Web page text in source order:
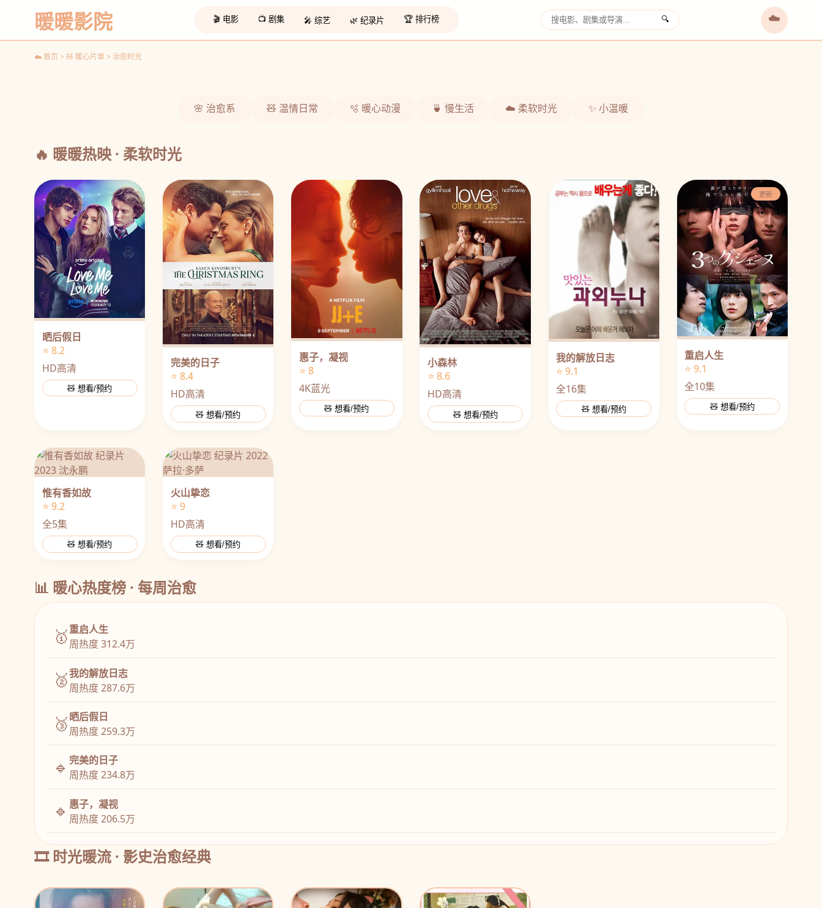
暖暖影院 🎬 电影 📺 剧集 🎤 综艺 🌿 纪录片 🏆 排行榜 🔍 ☁️
☁️ 首页 > 🧸 暖心片单 > 治愈时光
轮回友情 温暖神剧
☁️ 观看
🌸 治愈系 🧸 温情日常 🫧 暖心动漫 🍵 慢生活 ☁️ 柔软时光 ✨ 小温暖
🔥 暖暖热映 · 柔软时光
晒后假日
⭐ 8.2
HD高清
🧸 想看/预约
完美的日子
⭐ 8.4
HD高清
🧸 想看/预约
惠子，凝视
⭐ 8
4K蓝光
🧸 想看/预约
小森林
⭐ 8.6
HD高清
🧸 想看/预约
我的解放日志
⭐ 9.1
全16集
🧸 想看/预约
更新
重启人生
⭐ 9.1
全10集
🧸 想看/预约
惟有香如故
⭐ 9.2
全5集
🧸 想看/预约
火山挚恋
⭐ 9
HD高清
🧸 想看/预约
📊 暖心热度榜 · 每周治愈
🥇重启人生
周热度 312.4万
🥈我的解放日志
周热度 287.6万
🥉晒后假日
周热度 259.3万
🔹 完美的日子
周热度 234.8万
🔹 惠子，凝视
周热度 206.5万
🎞️ 时光暖流 · 影史治愈经典